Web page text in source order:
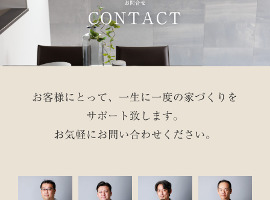
お問合せ
CONTACT
お客様にとって、一生に一度の家づくりを
サポート致します。
お気軽にお問い合わせください。